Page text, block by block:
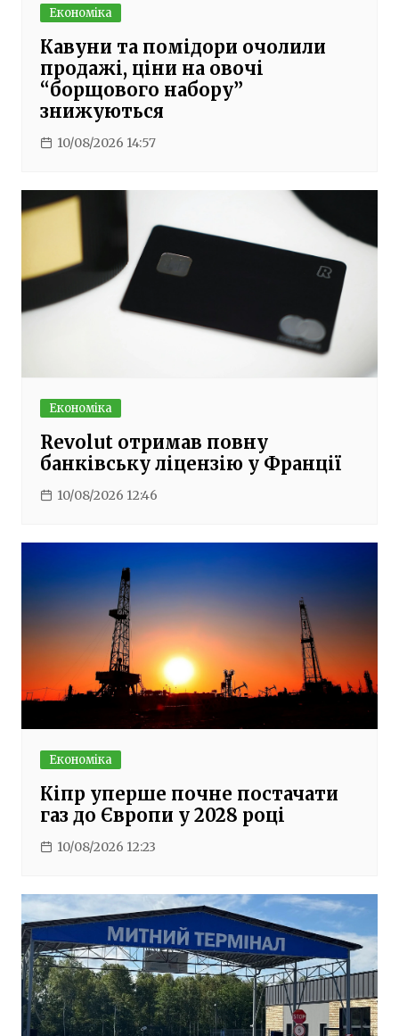
Економіка
Кавуни та помідори очолили
продажі, ціни на овочі
“борщового набору”
знижуються
10/08/2026 14:57
Економіка
Revolut отримав повну
банківську ліцензію у Франції
10/08/2026 12:46
Економіка
Кіпр уперше почне постачати
газ до Європи у 2028 році
10/08/2026 12:23